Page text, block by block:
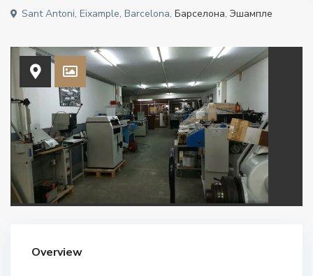
Sant Antoni, Eixample, Barcelona,Барселона,Эшампле
Overview